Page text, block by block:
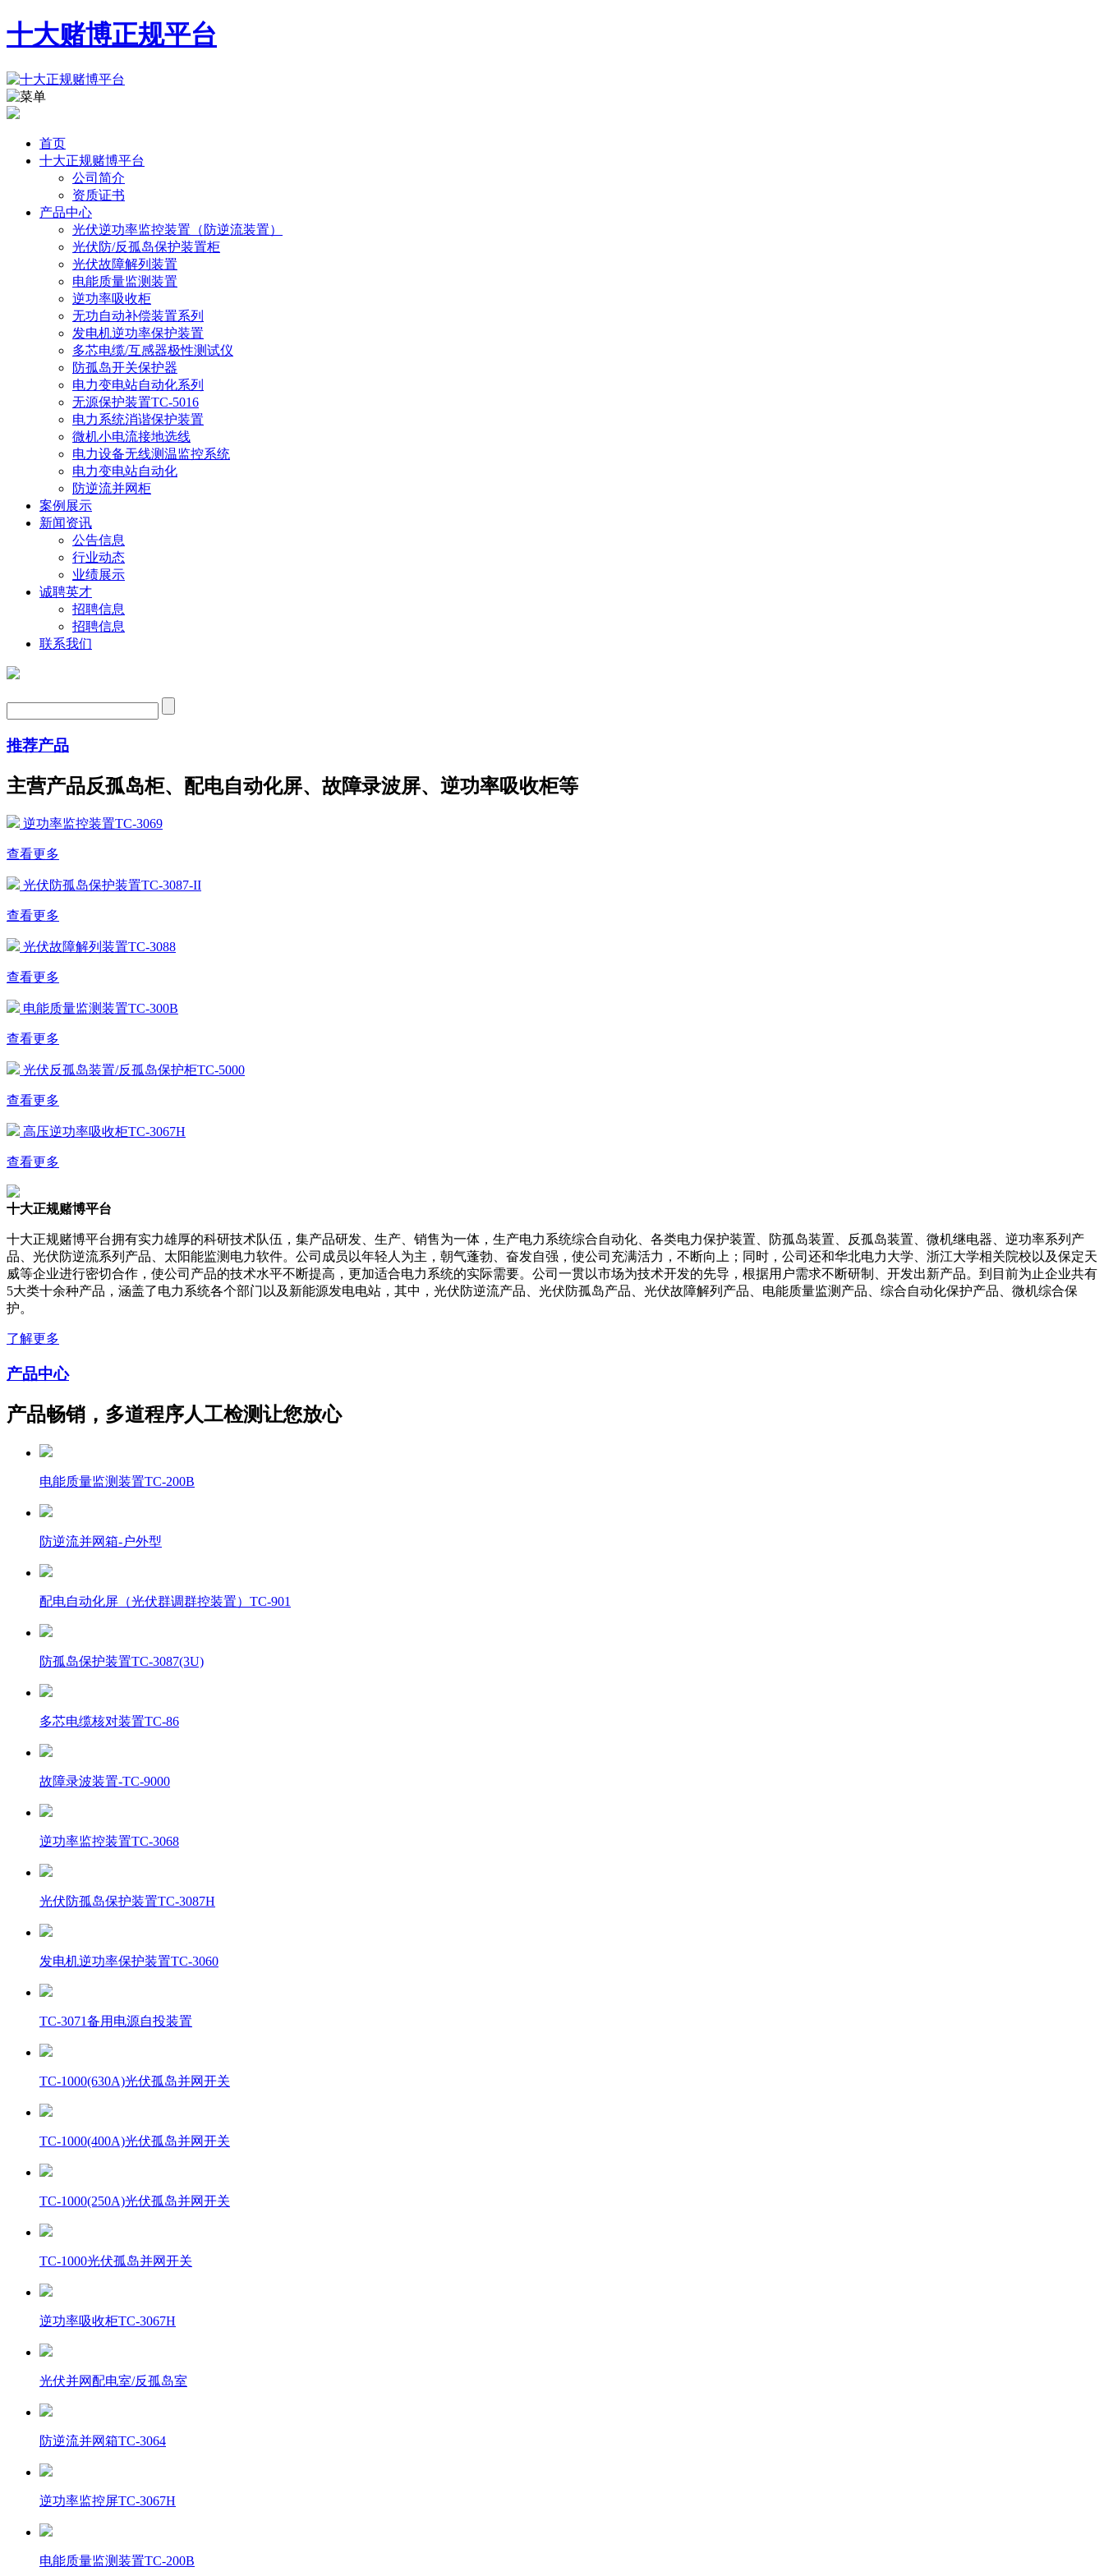
十大赌博正规平台
首页
十大正规赌博平台
公司简介
资质证书
产品中心
光伏逆功率监控装置（防逆流装置）
光伏防/反孤岛保护装置柜
光伏故障解列装置
电能质量监测装置
逆功率吸收柜
无功自动补偿装置系列
发电机逆功率保护装置
多芯电缆/互感器极性测试仪
防孤岛开关保护器
电力变电站自动化系列
无源保护装置TC-5016
电力系统消谐保护装置
微机小电流接地选线
电力设备无线测温监控系统
电力变电站自动化
防逆流并网柜
案例展示
新闻资讯
公告信息
行业动态
业绩展示
诚聘英才
招聘信息
招聘信息
联系我们
推荐产品
主营产品反孤岛柜、配电自动化屏、故障录波屏、逆功率吸收柜等
逆功率监控装置TC-3069
查看更多
光伏防孤岛保护装置TC-3087-II
查看更多
光伏故障解列装置TC-3088
查看更多
电能质量监测装置TC-300B
查看更多
光伏反孤岛装置/反孤岛保护柜TC-5000
查看更多
高压逆功率吸收柜TC-3067H
查看更多
十大正规赌博平台
十大正规赌博平台拥有实力雄厚的科研技术队伍，集产品研发、生产、销售为一体，生产电力系统综合自动化、各类电力保护装置、防孤岛装置、反孤岛装置、微机继电器、逆功率系列产
品、光伏防逆流系列产品、太阳能监测电力软件。公司成员以年轻人为主，朝气蓬勃、奋发自强，使公司充满活力，不断向上；同时，公司还和华北电力大学、浙江大学相关院校以及保定天
威等企业进行密切合作，使公司产品的技术水平不断提高，更加适合电力系统的实际需要。公司一贯以市场为技术开发的先导，根据用户需求不断研制、开发出新产品。到目前为止企业共有
5大类十余种产品，涵盖了电力系统各个部门以及新能源发电电站，其中，光伏防逆流产品、光伏防孤岛产品、光伏故障解列产品、电能质量监测产品、综合自动化保护产品、微机综合保
护。
了解更多
产品中心
产品畅销，多道程序人工检测让您放心
电能质量监测装置TC-200B
防逆流并网箱-户外型
配电自动化屏（光伏群调群控装置）TC-901
防孤岛保护装置TC-3087(3U)
多芯电缆核对装置TC-86
故障录波装置-TC-9000
逆功率监控装置TC-3068
光伏防孤岛保护装置TC-3087H
发电机逆功率保护装置TC-3060
TC-3071备用电源自投装置
TC-1000(630A)光伏孤岛并网开关
TC-1000(400A)光伏孤岛并网开关
TC-1000(250A)光伏孤岛并网开关
TC-1000光伏孤岛并网开关
逆功率吸收柜TC-3067H
光伏并网配电室/反孤岛室
防逆流并网箱TC-3064
逆功率监控屏TC-3067H
电能质量监测装置TC-200B